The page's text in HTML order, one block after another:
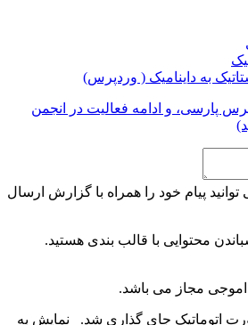
به داینامیک ( وردپرس)
پارسی، و ادامه فعالیت در انجمن
پیام خود را همراه با گزارش ارسال
محتوایی با قالب بندی هستید.
اتوماتیک جای گذاری شد. نمایش به